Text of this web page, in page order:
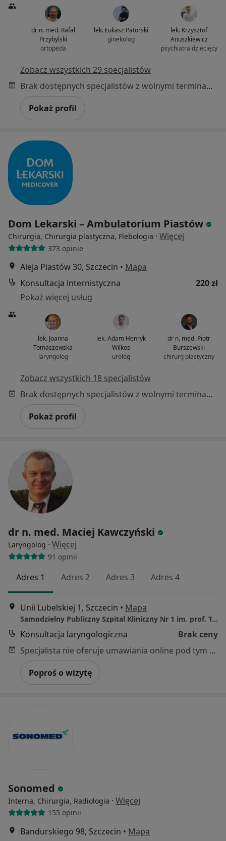
dr n. med. Rafał
Przybylski
ortopeda
lek. Łukasz Patorski
ginekolog
lek. Krzysztof
Anuszkiewicz
psychiatra dziecięcy
Zobacz wszystkich 29 specjalistów
Brak dostępnych specjalistów z wolnymi terminami w tym centrum medycznym.
Pokaż profil
Dom Lekarski – Ambulatorium Piastów
Chirurgia, Chirurgia plastyczna, Flebologia · Więcej
373 opinie
Aleja Piastów 30, Szczecin • Mapa
Konsultacja internistyczna
220 zł
Pokaż więcej usług
lek. Joanna
Tomaszewska
laryngolog
lek. Adam Henryk
Wilkos
urolog
dr n. med. Piotr
Burszewski
chirurg plastyczny
Zobacz wszystkich 18 specjalistów
Brak dostępnych specjalistów z wolnymi terminami w tym centrum medycznym.
Pokaż profil
dr n. med. Maciej Kawczyński
Laryngolog · Więcej
91 opinii
Adres 1 Adres 2 Adres 3 Adres 4
Unii Lubelskiej 1, Szczecin • Mapa
Samodzielny Publiczny Szpital Kliniczny Nr 1 im. prof. Tadeusza Sokołowskiego Pomorskiego Uniwersytetu Medycznego w Szczecinie
Konsultacja laryngologiczna
Brak ceny
Specjalista nie oferuje umawiania online pod tym adresem.
Poproś o wizytę
Sonomed
Interna, Chirurgia, Radiologia · Więcej
155 opinii
Bandurskiego 98, Szczecin • Mapa